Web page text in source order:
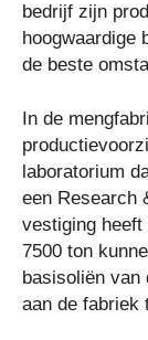
bedrijf zijn
hoogwaardige
de beste
In de
laboratorium
een Research
vestiging heeft
7500 ton
basisoliën van
aan de fabriek